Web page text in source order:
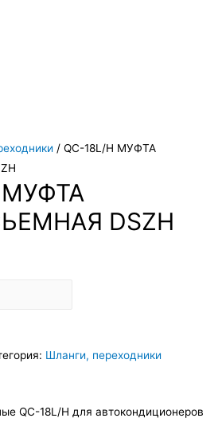
/ QC-18L/H МУФТА
МУФТА
DSZH
Шланги, переходники
QC-18L/H для автокондиционеров